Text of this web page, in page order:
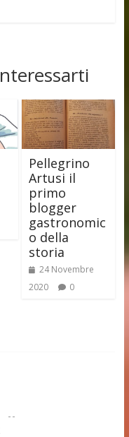
Pellegrino
Artusi il
primo
blogger
gastronomic
o della
storia
24 Novembre
2020
0